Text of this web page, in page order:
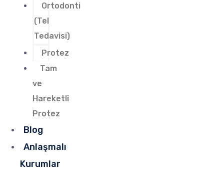
Ortodonti
(Tel
Tedavisi)
Protez
Tam
ve
Hareketli
Protez
Blog
Anlaşmalı
Kurumlar